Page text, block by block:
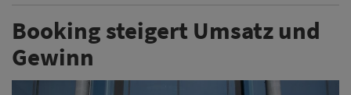
Booking steigert Umsatz und
Gewinn